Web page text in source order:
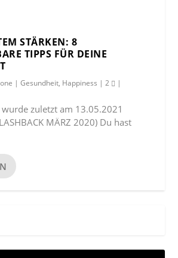
STÄRKEN: 8
TIPPS FÜR DEINE
|Gesundheit, Happiness |2 |
zuletzt am 13.05.2021
MÄRZ 2020) Du hast